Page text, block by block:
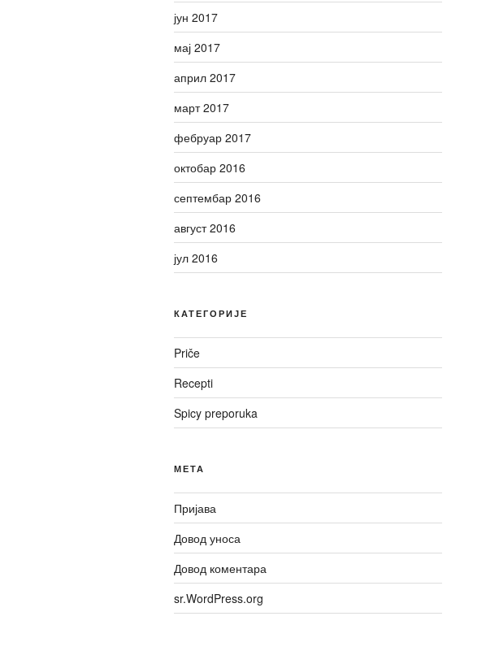
јун 2017
мај 2017
април 2017
март 2017
фебруар 2017
октобар 2016
септембар 2016
август 2016
јул 2016
КАТЕГОРИЈЕ
Priče
Recepti
Spicy preporuka
МЕТА
Пријава
Довод уноса
Довод коментара
sr.WordPress.org